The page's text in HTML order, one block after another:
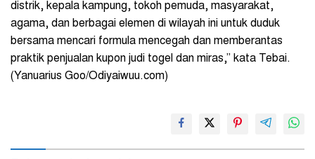
distrik, kepala kampung, tokoh pemuda, masyarakat,
agama, dan berbagai elemen di wilayah ini untuk duduk
bersama mencari formula mencegah dan memberantas
praktik penjualan kupon judi togel dan miras,” kata Tebai.
(Yanuarius Goo/Odiyaiwuu.com)